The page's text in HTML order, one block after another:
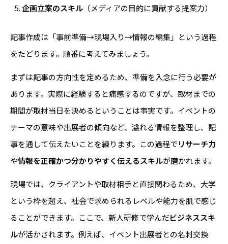
企画立案のスキル（メディアの目的に貢献する提案力）
記事作成は「事前準備→現場入り→情報の編集」という過程
をたどります。順番に考えてみましょう。
まずは記事の方向性を定めるため、準備を入念に行う必要が
あります。実際に経験すると痛感するのですが、取材までの
期間が取材当日を決めるということは事実です。イベントの
テーマの意味や出展者の傾向など、溢れる情報を整理し、記
事を通して伝えたいことを練ります。この過程でリサーチ力
や情報を正確かつ分かりやすく伝えるスキルが磨かれます。
現場では、クライアントや取材相手と直接関わるため、大学
という枠を超え、社会で求められるレベルや能力を肌で感じ
ることができます。ここで、新人研修で学んだビジネススキ
ルが活かされます。例えば、イベント出展者との名刺交換